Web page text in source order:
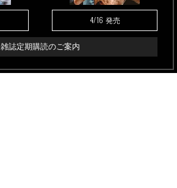
4/16 発売
雑誌定期購読のご案内